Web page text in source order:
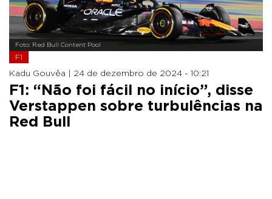
Foto: Red Bull Content Pool
F1
Kadu Gouvêa | 24 de dezembro de 2024 - 10:21
F1: “Não foi fácil no início”, disse
Verstappen sobre turbulências na
Red Bull